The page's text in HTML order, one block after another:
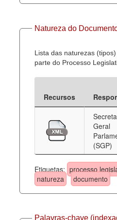
Natureza do
Lista das naturezas
parte do Processo
Recursos
Geral
(SGP)
Etiquetas: processo
natureza
documento
Palavras-chave